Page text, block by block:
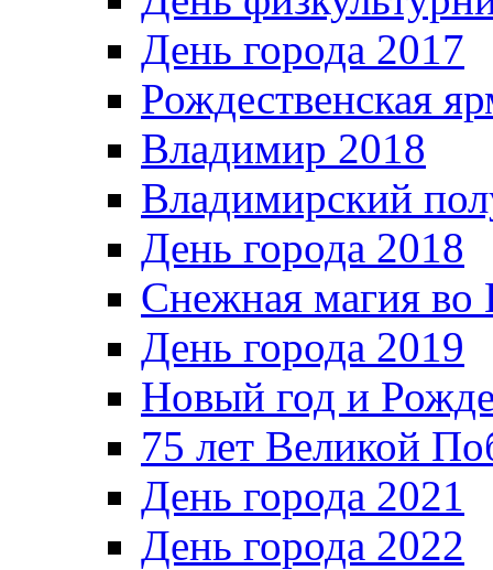
День города 2017
Рождественская
Владимир 2018
Владимирский
День города 2018
Снежная магия во
День города 2019
Новый год и
75 лет Великой
День города 2021
День города 2022